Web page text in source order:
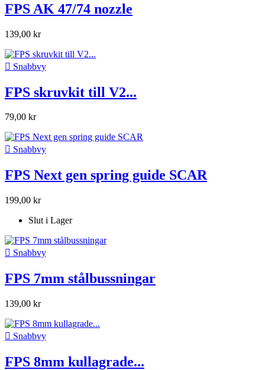
FPS AK 47/74 nozzle
139,00 kr
 Snabbvy
FPS skruvkit till V2...
79,00 kr
 Snabbvy
FPS Next gen spring guide SCAR
199,00 kr
Slut i Lager
 Snabbvy
FPS 7mm stålbussningar
139,00 kr
 Snabbvy
FPS 8mm kullagrade...